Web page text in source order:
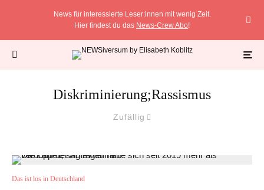
News für interessierte Leser:innen mit wenig Zeit.
Hier findest du das News-Crew Abo!
Diskriminierung;Rassismus
Zufällig
Das ist los in Deutschland